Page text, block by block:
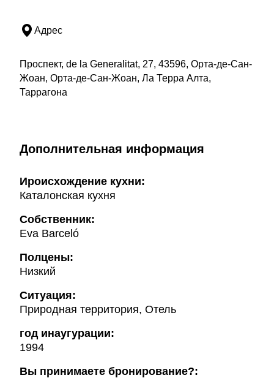
Адрес
Проспект, de la Generalitat, 27, 43596, Орта-де-Сан-
Жоан, Орта-де-Сан-Жоан, Ла Терра Алта,
Таррагона
Дополнительная информация
Ироисхождение кухни:
Каталонская кухня
Собственник:
Eva Barceló
Полцены:
Низкий
Ситуация:
Природная территория, Отель
год инаугурации:
1994
Вы принимаете бронирование?: